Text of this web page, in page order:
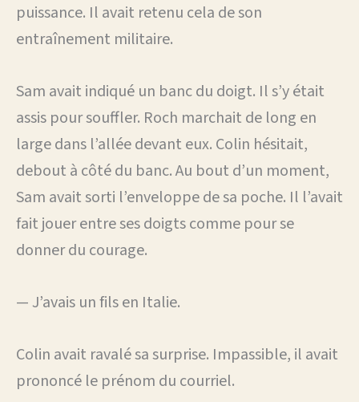
puissance. Il avait retenu cela de son
entraînement militaire.
Sam avait indiqué un banc du doigt. Il s’y était
assis pour souffler. Roch marchait de long en
large dans l’allée devant eux. Colin hésitait,
debout à côté du banc. Au bout d’un moment,
Sam avait sorti l’enveloppe de sa poche. Il l’avait
fait jouer entre ses doigts comme pour se
donner du courage.
— J’avais un fils en Italie.
Colin avait ravalé sa surprise. Impassible, il avait
prononcé le prénom du courriel.